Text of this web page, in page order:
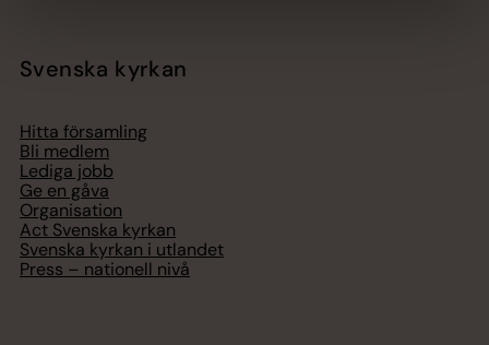
Svenska kyrkan
Hitta församling
Bli medlem
Lediga jobb
Ge en gåva
Organisation
Act Svenska kyrkan
Svenska kyrkan i utlandet
Press – nationell nivå